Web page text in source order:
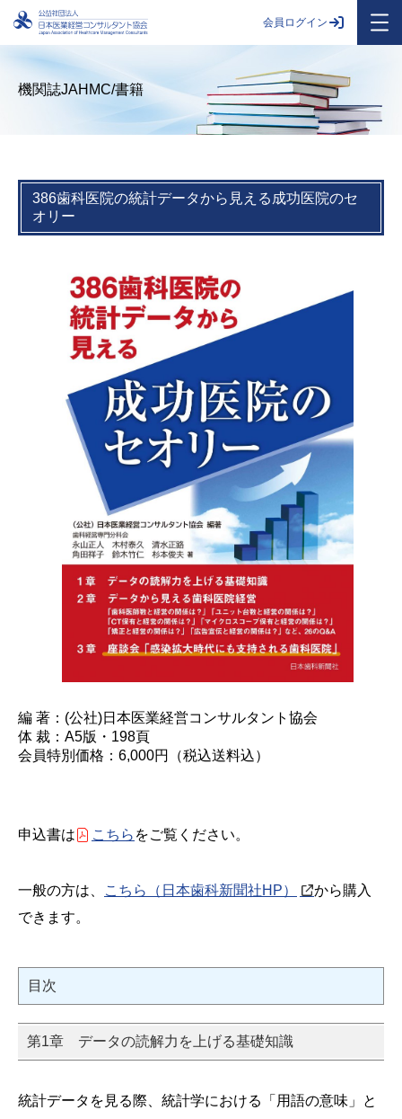
会員ログイン
機関誌JAHMC/書籍
386歯科医院の統計データから見える成功医院のセ
オリー
編 著：(公社)日本医業経営コンサルタント協会
体 裁：A5版・198頁
会員特別価格：6,000円（税込送料込）
申込書は こちら をご覧ください。
一般の方は、 こちら（日本歯科新聞社HP）
から購入
できます。
目次
第1章 データの読解力を上げる基礎知識
統計データを見る際、統計学における「用語の意味」と